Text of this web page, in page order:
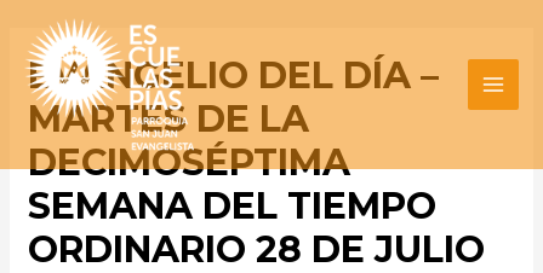
content
EVANGELIO DEL DÍA –
MARTES DE LA
DECIMOSÉPTIMA
SEMANA DEL TIEMPO
ORDINARIO 28 DE JULIO
Post
navigation